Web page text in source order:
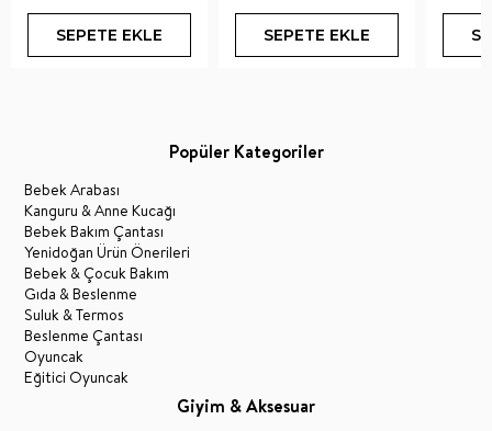
SEPETE EKLE SEPETE EKLE
Popüler Kategoriler
Bebek Arabası
Kanguru & Anne Kucağı
Bebek Bakım Çantası
Yenidoğan Ürün Önerileri
Bebek & Çocuk Bakım
Gıda & Beslenme
Suluk & Termos
Beslenme Çantası
Oyuncak
Eğitici Oyuncak
Giyim & Aksesuar